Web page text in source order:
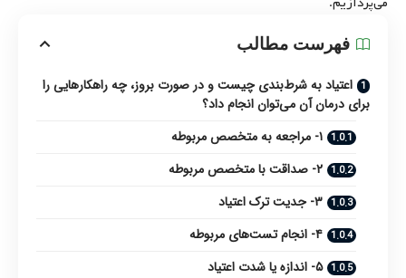
فهرست مطالب
اعتیاد به شرط‌بندی چیست و در صورت بروز، چه راهکارهایی را
برای درمان آن می‌توان انجام داد؟
۱- مراجعه به متخصص مربوطه
۲- صداقت با متخصص مربوطه
۳- جدیت ترک اعتیاد
۴- انجام تست‌های مربوطه
۵- اندازه یا شدت اعتیاد